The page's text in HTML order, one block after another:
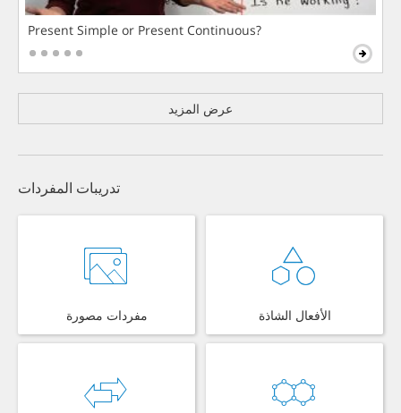
Present Simple or Present Continuous?
عرض المزيد
تدريبات المفردات
مفردات مصورة الأفعال الشاذة